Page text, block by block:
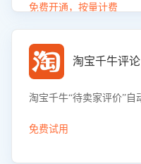
销诉求，帮助企业制定个
免费开通，按量计费
淘宝千牛评
淘宝千牛“待卖家评价”自
免费试用